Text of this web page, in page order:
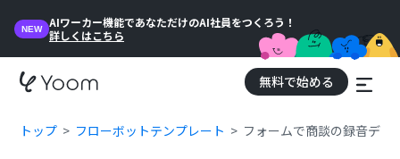
NEW
AIワーカー機能であなただけのAI社員をつくろう！
詳しくはこちら
無料で始める
トップ フローボットテンプレート フォームで商談の録音デ